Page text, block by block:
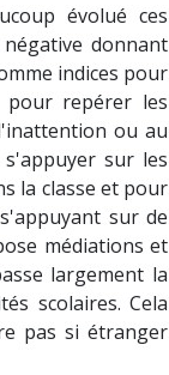
évolué ces
donnant
indices pour
pour repérer les
ou au
sur les
la classe et pour
sur de
médiations et
largement la
scolaires. Cela
pas si étranger